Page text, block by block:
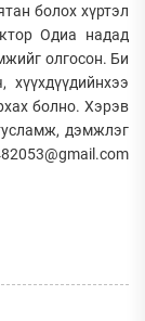
болох хүртэл
Одиа надад
олгосон. Би
болно. Хэрэв
дэмжлэг